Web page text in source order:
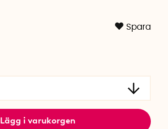
Spara
Lägg i varukorgen